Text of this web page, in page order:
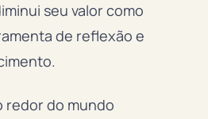
seu valor como
de reflexão e
redor do mundo